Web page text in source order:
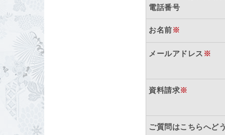
電話番号
お名前※
メールアドレス ※
資料請求※
ご質問はこちらへど